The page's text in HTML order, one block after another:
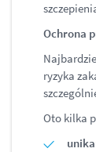
Ochrona
ryzyka
Oto kilka